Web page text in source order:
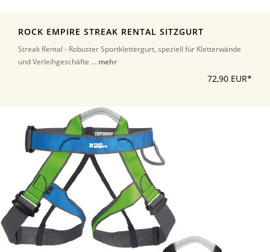
ROCK EMPIRE STREAK RENTAL SITZGURT
Streak Rental - Robuster Sportklettergurt, speziell für Kletterwände
und Verleihgeschäfte ... mehr
72,90 EUR*